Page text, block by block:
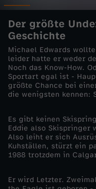
-
A
l
s
E
d
Der größte
Geschichte
Michael Edwards
leider hatte er weder
Noch das Know-How.
Sportart egal ist -
größte Chance bei
die wenigsten kennen:
Es gibt keinen
Eddie also Skispringer
Also leiht er sich
Kuhställen, stürzt ein
1988 trotzdem in
Er wird Letzter.